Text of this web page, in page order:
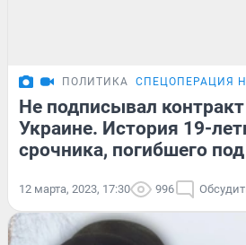
ПОЛИТИКА СПЕЦОПЕРАЦИЯ
Не подписывал
Украине. История 19-
срочника, погибшего
12 марта, 2023, 17:30 996